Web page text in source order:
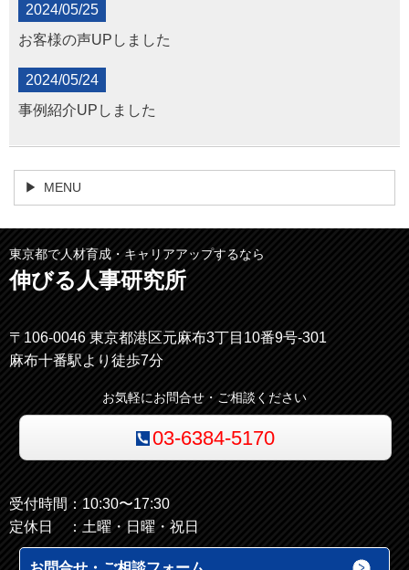
2024/05/25
お客様の声UPしました
2024/05/24
事例紹介UPしました
MENU
東京都で人材育成・キャリアアップするなら
伸びる人事研究所
〒106-0046 東京都港区元麻布3丁目10番9号-301
麻布十番駅より徒歩7分
お気軽にお問合せ・ご相談ください
03-6384-5170
受付時間：10:30〜17:30
定休日 ：土曜・日曜・祝日